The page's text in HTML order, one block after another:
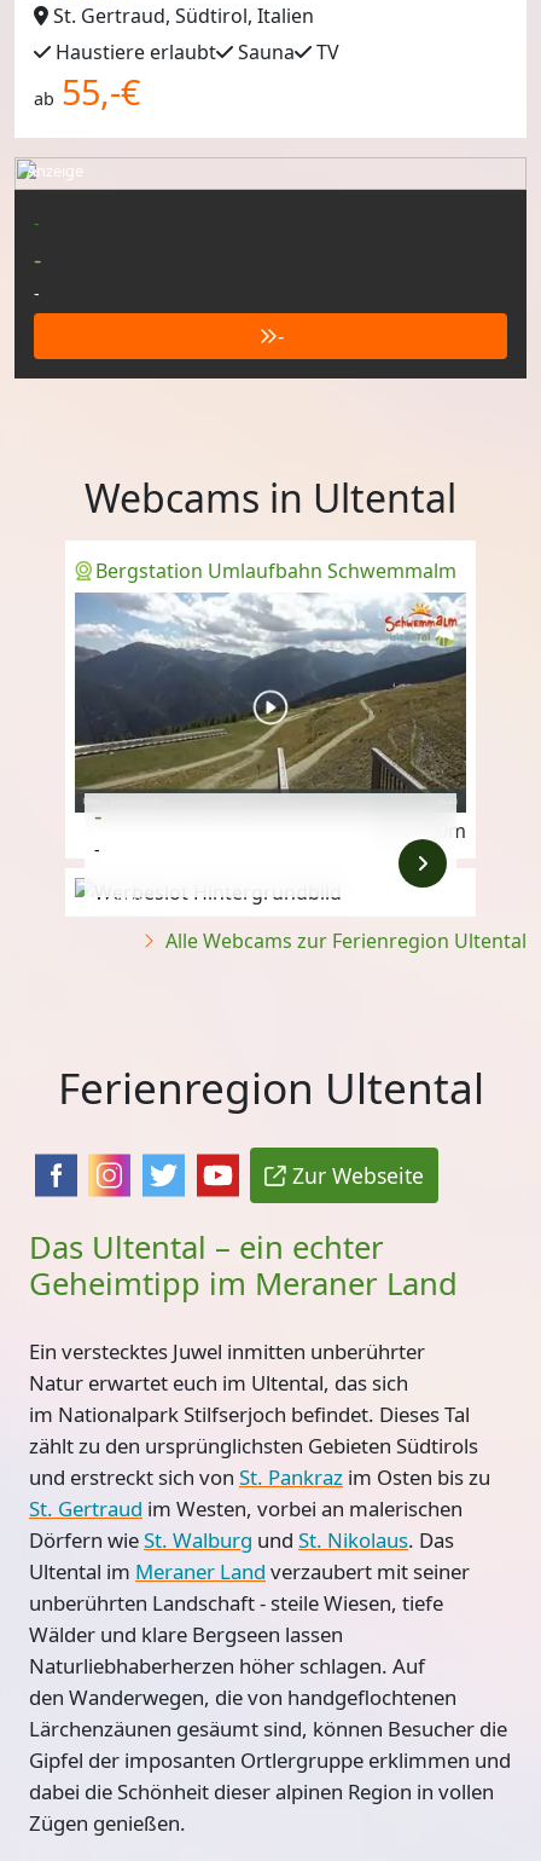
St. Gertraud, Südtirol, Italien
Haustiere erlaubt
Sauna TV
ab 55,-€
-
-
-
-
Anzeige
Webcams in Ultental
Bergstation Umlaufbahn Schwemmalm
2.160m
Anzeige
-
-
Alle Webcams zur Ferienregion Ultental
Ferienregion Ultental
Zur Webseite
Das Ultental – ein echter
Geheimtipp im Meraner Land
Ein verstecktes Juwel inmitten unberührter
Natur erwartet euch im Ultental, das sich
im Nationalpark Stilfserjoch befindet. Dieses Tal
zählt zu den ursprünglichsten Gebieten Südtirols
und erstreckt sich von St. Pankraz im Osten bis zu
St. Gertraud im Westen, vorbei an malerischen
Dörfern wieSt. Walburg und St. Nikolaus. Das
Ultental im Meraner Land verzaubert mit seiner
unberührten Landschaft - steile Wiesen, tiefe
Wälder und klare Bergseen lassen
Naturliebhaberherzen höher schlagen. Auf
den Wanderwegen, die von handgeflochtenen
Lärchenzäunen gesäumt sind, können Besucher die
Gipfel der imposanten Ortlergruppe erklimmen und
dabei die Schönheit dieser alpinen Region in vollen
Zügen genießen.